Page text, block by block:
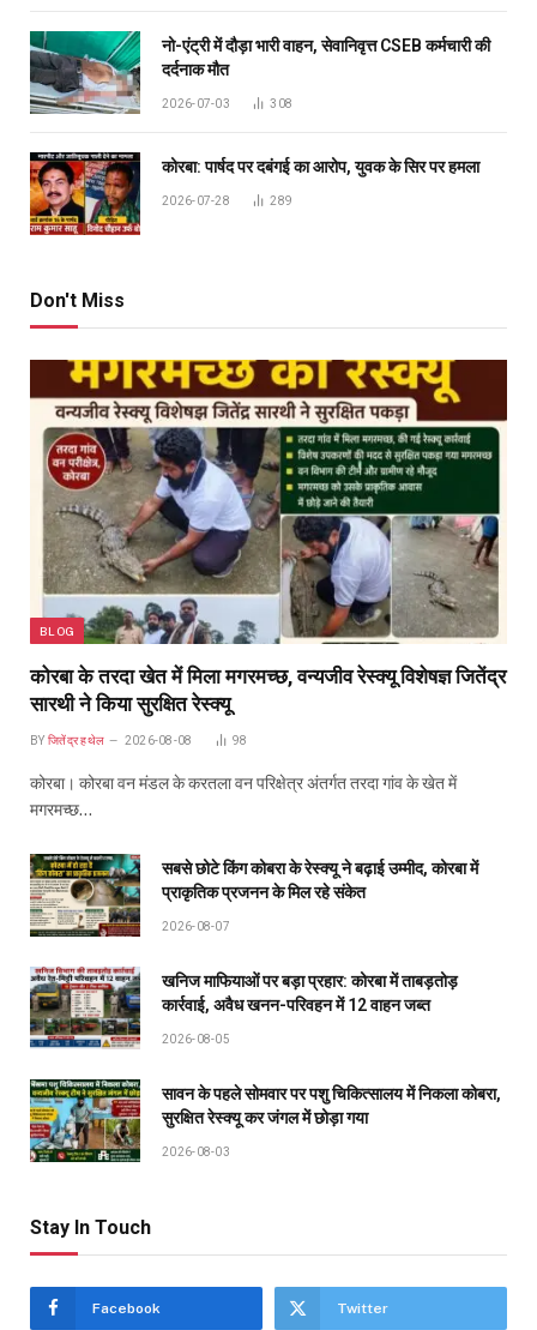
नो-एंट्री में दौड़ा भारी वाहन, सेवानिवृत्त CSEB कर्मचारी की
दर्दनाक मौत
2026-07-03 308
कोरबा: पार्षद पर दबंगई का आरोप, युवक के सिर पर हमला
2026-07-28 289
Don't Miss
BLOG
कोरबा के तरदा खेत में मिला मगरमच्छ, वन्यजीव रेस्क्यू विशेषज्ञ जितेंद्र
सारथी ने किया सुरक्षित रेस्क्यू
BY जितेंद्र हथेल 2026-08-08 98
कोरबा। कोरबा वन मंडल के करतला वन परिक्षेत्र अंतर्गत तरदा गांव के खेत में
मगरमच्छ…
सबसे छोटे किंग कोबरा के रेस्क्यू ने बढ़ाई उम्मीद, कोरबा में
प्राकृतिक प्रजनन के मिल रहे संकेत
2026-08-07
खनिज माफियाओं पर बड़ा प्रहार: कोरबा में ताबड़तोड़
कार्रवाई, अवैध खनन-परिवहन में 12 वाहन जब्त
2026-08-05
सावन के पहले सोमवार पर पशु चिकित्सालय में निकला कोबरा,
सुरक्षित रेस्क्यू कर जंगल में छोड़ा गया
2026-08-03
Stay In Touch
Facebook Twitter